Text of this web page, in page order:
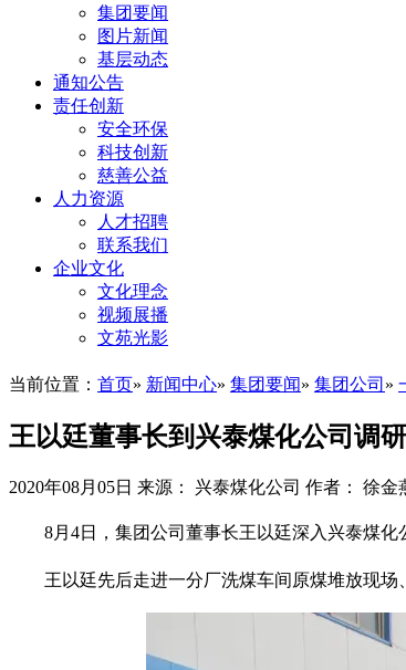
集团要闻
图片新闻
基层动态
通知公告
责任创新
安全环保
科技创新
慈善公益
人力资源
人才招聘
联系我们
企业文化
文化理念
视频展播
文苑光影
当前位置： 首页» 新闻中心» 集团要闻» 集团公司 »
王以廷董事长到兴泰煤化公司调研
2020年08月05日 来源： 兴泰煤化公司 作者： 徐金
8月4日，集团公司董事长王以廷深入兴泰煤
王以廷先后走进一分厂洗煤车间原煤堆放现场